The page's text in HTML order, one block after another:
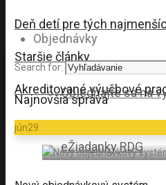
Objednávky
Objednajte sa na
eŽiadanky RDG
Deň detí pre tých
Staršie články
Akreditované výučbové
Search for:
Najnovšia správa
jún29